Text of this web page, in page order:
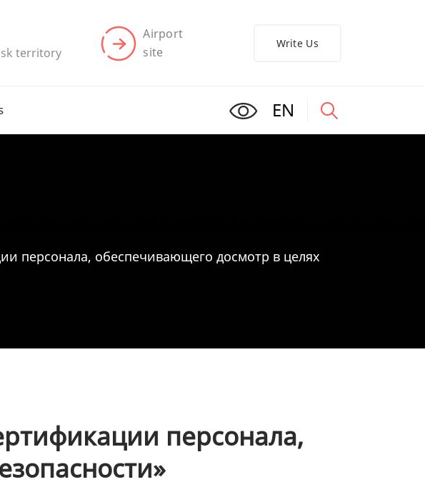
territory
Airport
site
Write Us
EN
персонала, обеспечивающего досмотр в целях
персонала,